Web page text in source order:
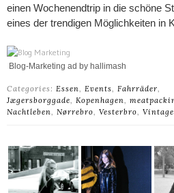
einen Wochenendtrip in die schöne
eines der trendigen Möglichkeiten in
Blog-Marketing ad by hallimash
Categories: Essen, Events, Fahrräder,
Jægersborggade, Kopenhagen,
Nachtleben, Nørrebro, Vesterbro,